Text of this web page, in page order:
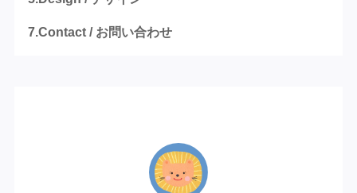
7.Contact / お問い合わせ